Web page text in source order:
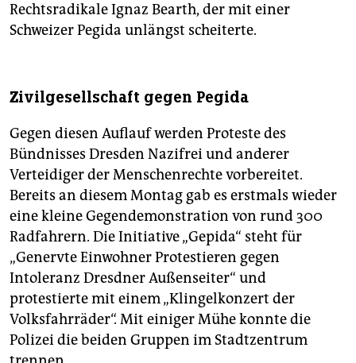
Rechtsradikale Ignaz Bearth, der mit einer
Schweizer Pegida unlängst scheiterte.
Zivilgesellschaft gegen Pegida
Gegen diesen Auflauf werden Proteste des
Bündnisses Dresden Nazifrei und anderer
Verteidiger der Menschenrechte vorbereitet.
Bereits an diesem Montag gab es erstmals wieder
eine kleine Gegendemonstration von rund 300
Radfahrern. Die Initiative „Gepida“ steht für
„Genervte Einwohner Protestieren gegen
Intoleranz Dresdner Außenseiter“ und
protestierte mit einem „Klingelkonzert der
Volksfahrräder“. Mit einiger Mühe konnte die
Polizei die beiden Gruppen im Stadtzentrum